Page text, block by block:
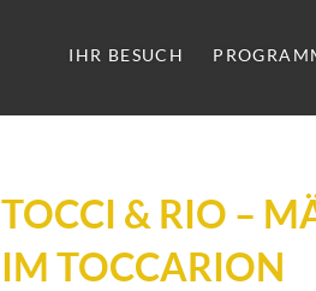
IHR BESUCH
TOCCI & RIO –
IM TOCCARION